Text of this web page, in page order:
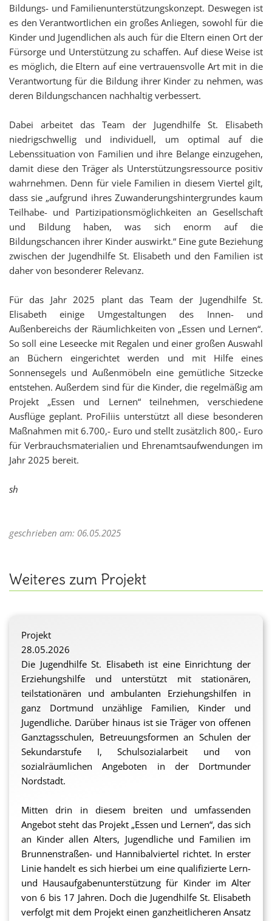
Bildungs- und Familienunterstützungskonzept. Deswegen ist
es den Verantwortlichen ein großes Anliegen, sowohl für die
Kinder und Jugendlichen als auch für die Eltern einen Ort der
Fürsorge und Unterstützung zu schaffen. Auf diese Weise ist
es möglich, die Eltern auf eine vertrauensvolle Art mit in die
Verantwortung für die Bildung ihrer Kinder zu nehmen, was
deren Bildungschancen nachhaltig verbessert.
Dabei arbeitet das Team der Jugendhilfe St. Elisabeth
niedrigschwellig und individuell, um optimal auf die
Lebenssituation von Familien und ihre Belange einzugehen,
damit diese den Träger als Unterstützungsressource positiv
wahrnehmen. Denn für viele Familien in diesem Viertel gilt,
dass sie „aufgrund ihres Zuwanderungshintergrundes kaum
Teilhabe- und Partizipationsmöglichkeiten an Gesellschaft
und Bildung haben, was sich enorm auf die
Bildungschancen ihrer Kinder auswirkt.“ Eine gute Beziehung
zwischen der Jugendhilfe St. Elisabeth und den Familien ist
daher von besonderer Relevanz.
Für das Jahr 2025 plant das Team der Jugendhilfe St.
Elisabeth einige Umgestaltungen des Innen- und
Außenbereichs der Räumlichkeiten von „Essen und Lernen“.
So soll eine Leseecke mit Regalen und einer großen Auswahl
an Büchern eingerichtet werden und mit Hilfe eines
Sonnensegels und Außenmöbeln eine gemütliche Sitzecke
entstehen. Außerdem sind für die Kinder, die regelmäßig am
Projekt „Essen und Lernen“ teilnehmen, verschiedene
Ausflüge geplant. ProFiliis unterstützt all diese besonderen
Maßnahmen mit 6.700,- Euro und stellt zusätzlich 800,- Euro
für Verbrauchsmaterialien und Ehrenamtsaufwendungen im
Jahr 2025 bereit.
sh
geschrieben am: 06.05.2025
Weiteres zum Projekt
Projekt
28.05.2026
Die Jugendhilfe St. Elisabeth ist eine Einrichtung der
Erziehungshilfe und unterstützt mit stationären,
teilstationären und ambulanten Erziehungshilfen in
ganz Dortmund unzählige Familien, Kinder und
Jugendliche. Darüber hinaus ist sie Träger von offenen
Ganztagsschulen, Betreuungsformen an Schulen der
Sekundarstufe I, Schulsozialarbeit und von
sozialräumlichen Angeboten in der Dortmunder
Nordstadt.
Mitten drin in diesem breiten und umfassenden
Angebot steht das Projekt „Essen und Lernen“, das sich
an Kinder allen Alters, Jugendliche und Familien im
Brunnenstraßen- und Hannibalviertel richtet. In erster
Linie handelt es sich hierbei um eine qualifizierte Lern-
und Hausaufgabenunterstützung für Kinder im Alter
von 6 bis 17 Jahren. Doch die Jugendhilfe St. Elisabeth
verfolgt mit dem Projekt einen ganzheitlicheren Ansatz